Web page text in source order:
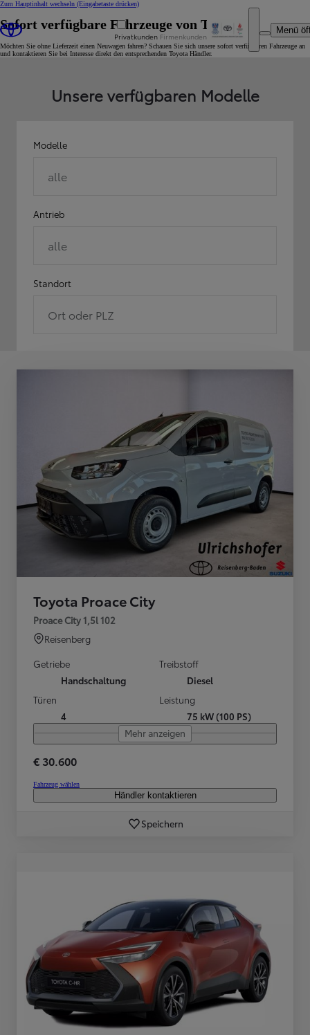
Zum Hauptinhalt wechseln (Eingabetaste drücken)
Privatkunden Firmenkunden
Menü
Sofort verfügbare Fahrzeuge von Toyota
Möchten Sie ohne Lieferzeit einen Neuwagen fahren? Schauen Sie sich unsere sofort verfügbaren Fahrzeuge an
und kontaktieren Sie bei Interesse direkt den entsprechenden Toyota Händler.
Unsere verfügbaren Modelle
Modelle
alle
Antrieb
alle
Standort
Ort oder PLZ
Toyota Proace City
Proace City 1,5l 102
Reisenberg
Getriebe
Handschaltung
Treibstoff
Diesel
Türen
4
Leistung
75 kW (100 PS)
Mehr anzeigen
€ 30.600
Fahrzeug wählen
Händler kontaktieren
Speichern